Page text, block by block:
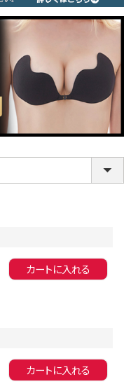
ランジェ
カートに入れる
カートに入れる